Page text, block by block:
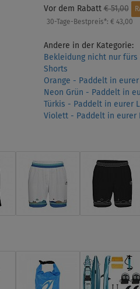
Vor dem Rabatt€ 51,00
30-Tage-Bestpreis*:€ 43,00
Andere in der Kategorie:
Bekleidung nicht nur fürs
Shorts
Orange - Paddelt in
Neon Grün - Paddelt in
Türkis - Paddelt in eurer
Violett - Paddelt in eurer